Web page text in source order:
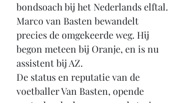
bondsoach bij het Nederlands elftal.
Marco van Basten bewandelt
precies de omgekeerde weg. Hij
begon meteen bij Oranje, en is nu
assistent bij AZ.
De status en reputatie van de
voetballer Van Basten, opende